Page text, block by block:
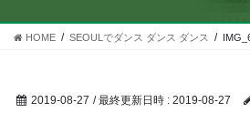
学生サポー
HOME SEOULでダンス ダンス ダンス
2019-08-27 / 最終更新日時 : 2019-08-27